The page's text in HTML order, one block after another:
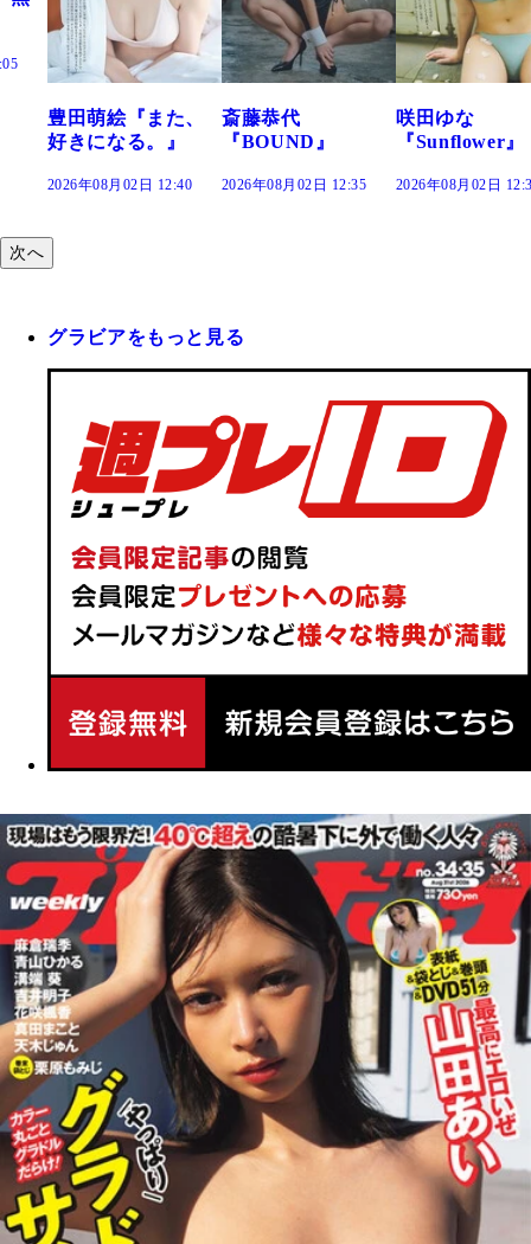
斎藤恭代
『BOUND』
2026年08月02日 12:35
咲田ゆな
『Sunflower』
2026年08月02日 12:30
藤水咲桜『花
だまり』
2026年08月02日
次へ
グラビアをもっと見る